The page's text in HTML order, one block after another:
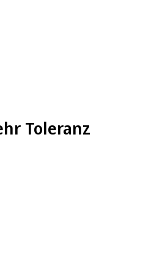
Toleranz